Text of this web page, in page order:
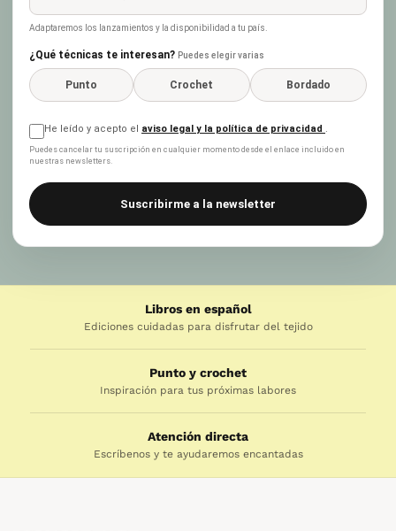
Adaptaremos los lanzamientos y la disponibilidad a tu país.
¿Qué técnicas te interesan? Puedes elegir varias
Punto Crochet Bordado
He leído y acepto el aviso legal y la política de privacidad .
Puedes cancelar tu suscripción en cualquier momento desde el enlace incluido en
nuestras newsletters.
Suscribirme a la newsletter
Libros en español
Ediciones cuidadas para disfrutar del tejido
Punto y crochet
Inspiración para tus próximas labores
Atención directa
Escríbenos y te ayudaremos encantadas